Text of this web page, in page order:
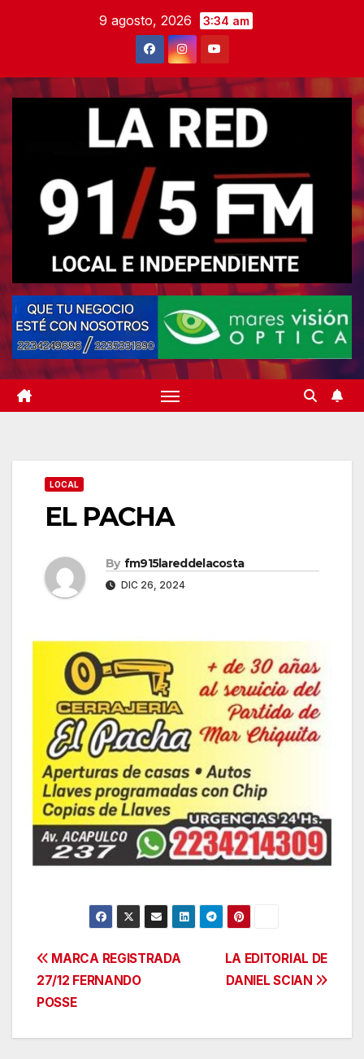
9 agosto, 2026 3:34 am
LOCAL
EL PACHA
By fm915lareddelacosta
DIC 26, 2024
Navegación
de
entradas
LA EDITORIAL DE
DANIEL SCIAN
MARCA REGISTRADA
27/12 FERNANDO
POSSE